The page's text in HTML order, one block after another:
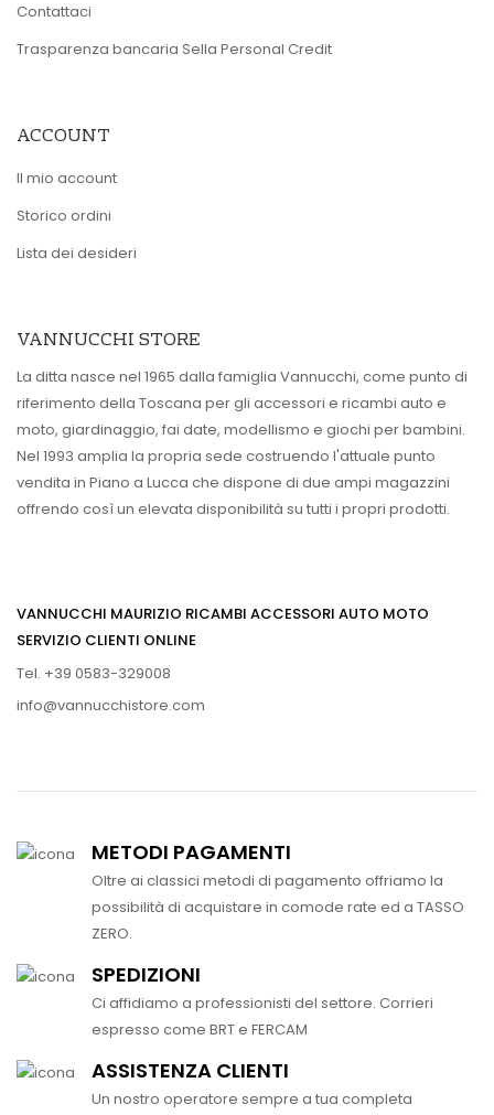
Contattaci
Trasparenza bancaria Sella Personal Credit
ACCOUNT
Il mio account
Storico ordini
Lista dei desideri
VANNUCCHI STORE
La ditta nasce nel 1965 dalla famiglia Vannucchi, come punto di
riferimento della Toscana per gli accessori e ricambi auto e
moto, giardinaggio, fai date, modellismo e giochi per bambini.
Nel 1993 amplia la propria sede costruendo l'attuale punto
vendita in Piano a Lucca che dispone di due ampi magazzini
offrendo così un elevata disponibilità su tutti i propri prodotti.
VANNUCCHI MAURIZIO RICAMBI ACCESSORI AUTO MOTO
SERVIZIO CLIENTI ONLINE
Tel. +39 0583-329008
info@vannucchistore.com
METODI PAGAMENTI
Oltre ai classici metodi di pagamento offriamo la
possibilità di acquistare in comode rate ed a TASSO
ZERO.
SPEDIZIONI
Ci affidiamo a professionisti del settore. Corrieri
espresso come BRT e FERCAM
ASSISTENZA CLIENTI
Un nostro operatore sempre a tua completa